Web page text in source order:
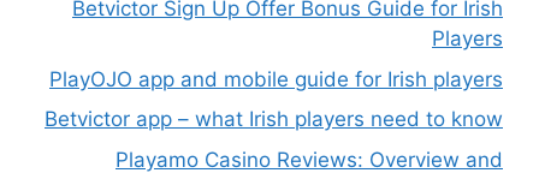
Betvictor Sign Up Offer Bonus Guide for Irish
Players
PlayOJO app and mobile guide for Irish players
Betvictor app – what Irish players need to know
Playamo Casino Reviews: Overview and